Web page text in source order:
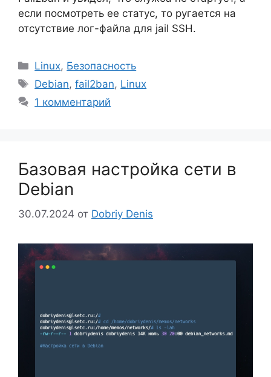
если посмотреть ее статус, то ругается на
отсутствие лог-файла для jail SSH.
Рубрики
Linux, Безопасность
Метки
Debian,fail2ban, Linux
1 комментарий
Базовая настройка сети в
Debian
30.07.2024 от Dobriy Denis